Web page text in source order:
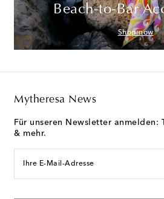
Beach-to-Bar
Shop now
Mytheresa News
Für unseren Newsletter anmelden:
& mehr.
Ihre E-Mail-Adresse